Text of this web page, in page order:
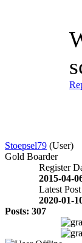
Stoepsel79 (User)
Gold Boarder
Register
2015-04-
Latest Post
2020-01-
Posts: 307